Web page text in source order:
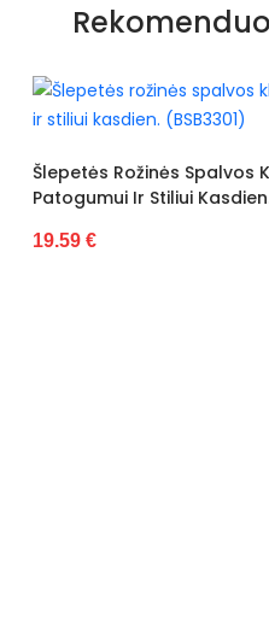
Spalvos Klasikiniai Crocs –
Kasdien. (BSB3301)